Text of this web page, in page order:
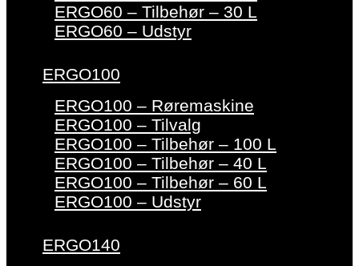
ERGO60 – Tilbehør – 30 L
ERGO60 – Udstyr
ERGO100
ERGO100 – Røremaskine
ERGO100 – Tilvalg
ERGO100 – Tilbehør – 100 L
ERGO100 – Tilbehør – 40 L
ERGO100 – Tilbehør – 60 L
ERGO100 – Udstyr
ERGO140